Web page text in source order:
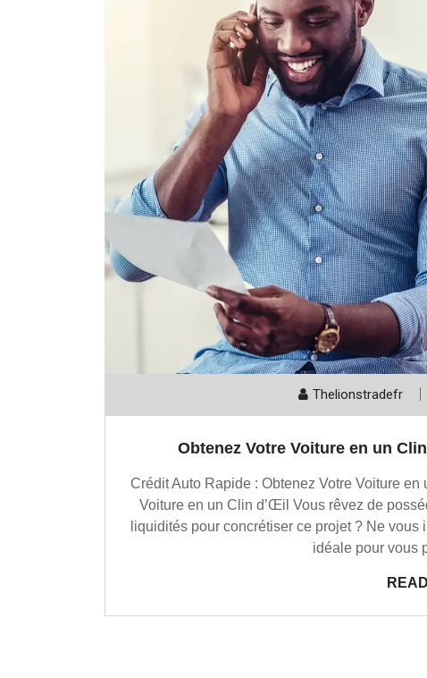
Thelionstradefr
Obtenez Votre Voiture en un
Crédit Auto Rapide : Obtenez Votre Voiture
Voiture en un Clin d’Œil Vous rêvez de
liquidités pour concrétiser ce projet ? Ne
idéale pour vous